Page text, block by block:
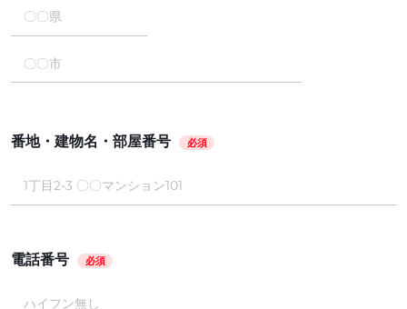
番地・建物名・部屋番号 必須
電話番号 必須